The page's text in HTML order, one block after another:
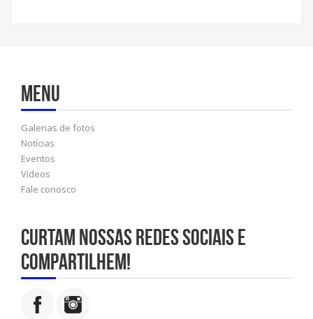
Menu
Galerias de fotos
Notícias
Eventos
Vídeos
Fale conosco
Curtam nossas redes sociais e
compartilhem!